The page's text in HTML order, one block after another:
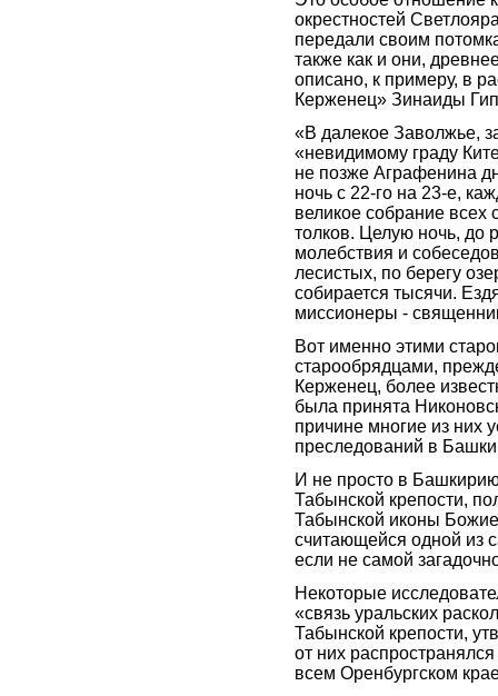
окрестностей
передали своим
также как и они,
описано, к примеру, в
Керженец» Зинаиды
«В далекое Заволжье,
«невидимому граду
не позже Аграфенина
ночь с 22-го на 23-е,
великое собрание всех
толков. Целую ночь, до
молебствия и
лесистых, по берегу
собирается тысячи.
миссионеры -
Вот именно этими
старообрядцами,
Керженец, более
была принята
причине многие из них
преследований в
И не просто в
Табынской крепости,
Табынской иконы
считающейся одной из
если не самой
Некоторые
«связь уральских
Табынской крепости,
от них
всем Оренбургском